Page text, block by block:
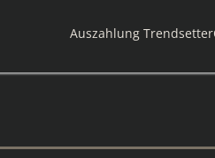
Nächster
Auszahlung